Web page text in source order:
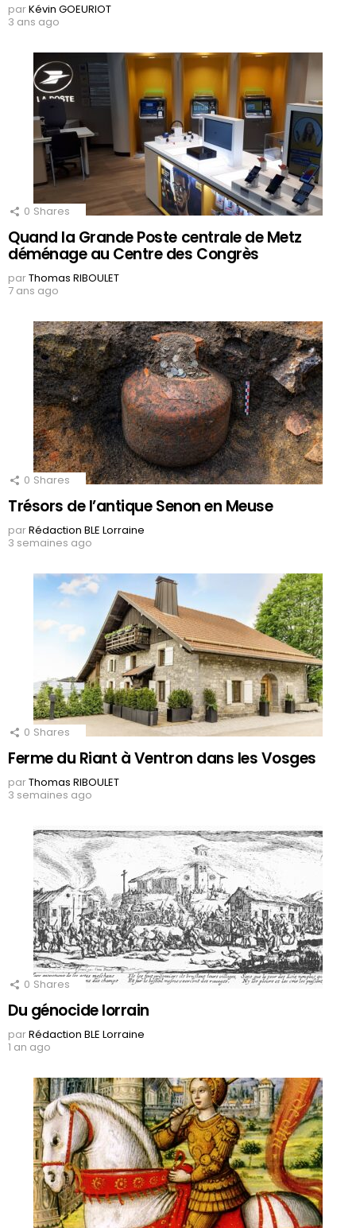
parKévin GOEURIOT
3 ans ago
0 Shares
Quand la Grande Poste centrale de Metz
déménage au Centre des Congrès
parThomas RIBOULET
7 ans ago
0 Shares
Trésors de l’antique Senon en Meuse
parRédaction BLE Lorraine
3 semaines ago
0 Shares
Ferme du Riant à Ventron dans les Vosges
parThomas RIBOULET
3 semaines ago
0 Shares
Du génocide lorrain
parRédaction BLE Lorraine
1 an ago